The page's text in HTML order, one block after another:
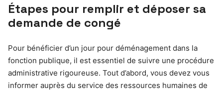
Étapes pour remplir et déposer sa
demande de congé
Pour bénéficier d’un jour pour déménagement dans la
fonction publique, il est essentiel de suivre une procédure
administrative rigoureuse. Tout d’abord, vous devez vous
informer auprès du service des ressources humaines de